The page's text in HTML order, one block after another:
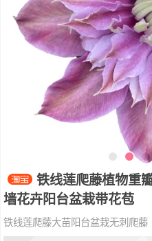
铁线莲爬藤植物重
墙花卉阳台盆栽带花苞
铁线莲爬藤大苗阳台盆栽无刺爬藤